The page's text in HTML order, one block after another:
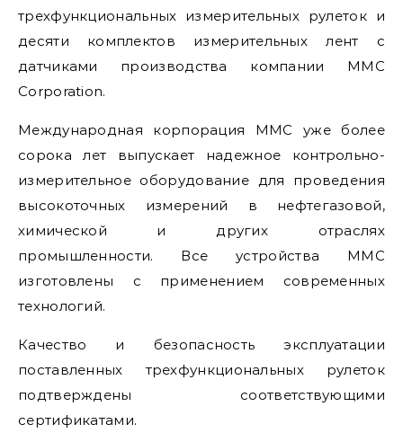
трехфункциональных измерительных рулеток и
десяти комплектов измерительных лент с
датчиками производства компании MMC
Corporation.
Международная корпорация MMC уже более
сорока лет выпускает надежное контрольно-
измерительное оборудование для проведения
высокоточных измерений в нефтегазовой,
химической и других отраслях
промышленности. Все устройства ММС
изготовлены с применением современных
технологий.
Качество и безопасность эксплуатации
поставленных трехфункциональных рулеток
подтверждены соответствующими
сертификатами.